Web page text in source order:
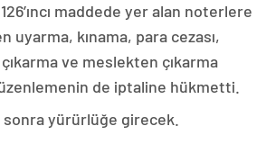
maddede yer alan noterlere
uyarma, kınama, para cezası,
ve meslekten çıkarma
de iptaline hükmetti.
sonra yürürlüğe girecek.